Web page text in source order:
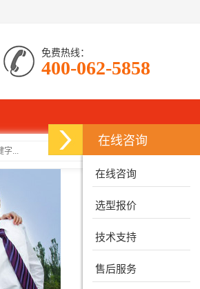
免费热线：
400-062-5858
在线咨询
在线咨询
选型报价
技术支持
售后服务